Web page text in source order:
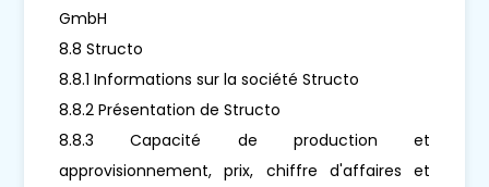
GmbH
8.8 Structo
8.8.1 Informations sur la société Structo
8.8.2 Présentation de Structo
8.8.3 Capacité de production et
approvisionnement, prix, chiffre d'affaires et